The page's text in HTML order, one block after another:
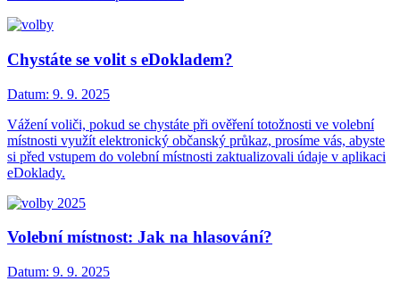
Chystáte se volit s eDokladem?
Datum: 9. 9. 2025
Vážení voliči, pokud se chystáte při ověření totožnosti ve volební
místnosti využít elektronický občanský průkaz, prosíme vás, abyste
si před vstupem do volební místnosti zaktualizovali údaje v aplikaci
eDoklady.
Volební místnost: Jak na hlasování?
Datum: 9. 9. 2025